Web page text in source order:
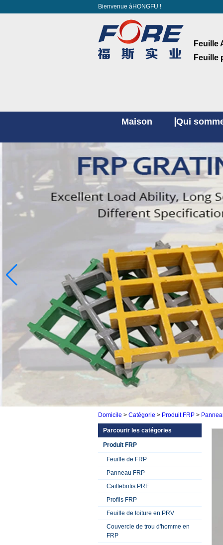
Bienvenue àHONGFU !
Feuille
Feuille
Maison Qui
Domicile > Catégorie > Produit FRP>
Parcourir les catégories
Produit FRP
Feuille de FRP
Panneau FRP
Caillebotis PRF
Profils FRP
Feuille de toiture en PRV
Couvercle de trou d'homme en
FRP